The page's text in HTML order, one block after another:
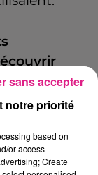
de
d’une
vous le 28
notre priorité
based on
or access
Create
sans accepter